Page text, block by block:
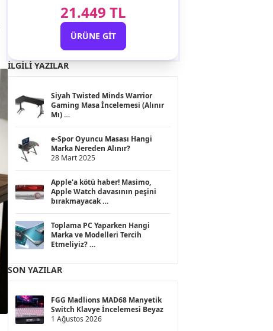
21.449 TL
ÜRÜNE GIT
İLGILI YAZILAR
Siyah Twisted Minds Warrior
Gaming Masa İncelemesi (Alınır
Mı)
e-Spor Oyuncu Masası Hangi
Marka Nereden Alınır?
28 Mart 2025
Apple'a kötü haber! Masimo,
Apple Watch davasının peşini
bırakmayacak
Toplama PC Yaparken Hangi
Marka ve Modelleri Tercih
Etmeliyiz?
SON YAZILAR
FGG Madlions MAD68 Manyetik
Switch Klavye İncelemesi Beyaz
1 Ağustos 2026